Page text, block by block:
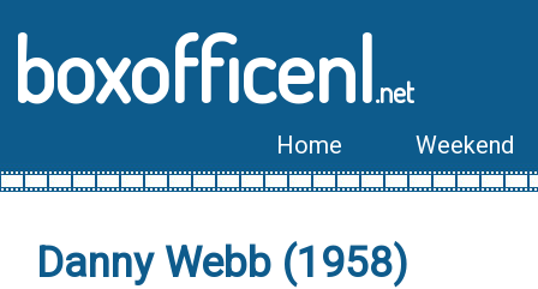
boxofficenl.net
Home Weekend
Danny Webb (1958)